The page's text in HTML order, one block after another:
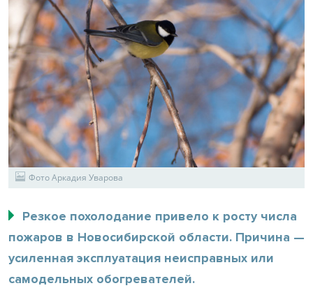
Фото Аркадия Уварова
Резкое похолодание привело к росту числа
пожаров в Новосибирской области. Причина —
усиленная эксплуатация неисправных или
самодельных обогревателей.